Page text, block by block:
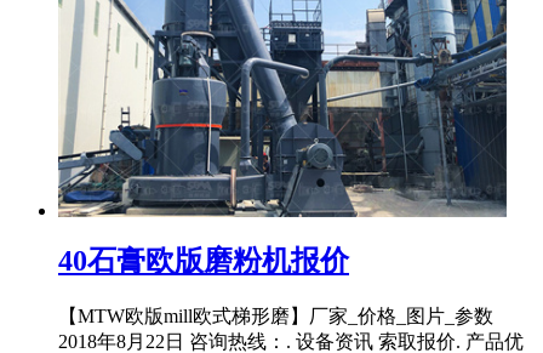
40石膏欧版磨粉机报价
【MTW欧版mill欧式梯形磨】厂家_价格_图片_参数
2018年8月22日 咨询热线：. 设备资讯 索取报价. 产品优